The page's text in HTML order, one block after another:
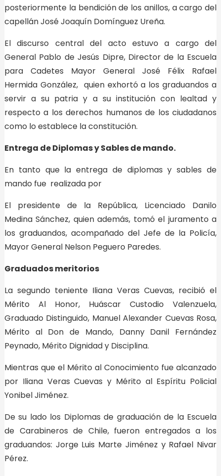
posteriormente la bendición de los anillos, a cargo del
capellán José Joaquín Domínguez Ureña.
El discurso central del acto estuvo a cargo del
General Pablo de Jesús Dipre, Director de la Escuela
para Cadetes Mayor General José Félix Rafael
Hermida González, quien exhortó a los graduandos a
servir a su patria y a su institución con lealtad y
respecto a los derechos humanos de los ciudadanos
como lo establece la constitución.
Entrega de Diplomas y Sables de mando.
En tanto que la entrega de diplomas y sables de
mando fue realizada por
El presidente de la República, Licenciado Danilo
Medina Sánchez, quien además, tomó el juramento a
los graduandos, acompañado del Jefe de la Policía,
Mayor General Nelson Peguero Paredes.
Graduados meritorios
La segundo teniente Iliana Veras Cuevas, recibió el
Mérito Al Honor, Huáscar Custodio Valenzuela,
Graduado Distinguido, Manuel Alexander Cuevas Rosa,
Mérito al Don de Mando, Danny Danil Fernández
Peynado, Mérito Dignidad y Disciplina.
Mientras que el Mérito al Conocimiento fue alcanzado
por Iliana Veras Cuevas y Mérito al Espíritu Policial
Yonibel Jiménez.
De su lado los Diplomas de graduación de la Escuela
de Carabineros de Chile, fueron entregados a los
graduandos: Jorge Luis Marte Jiménez y Rafael Nivar
Pérez.